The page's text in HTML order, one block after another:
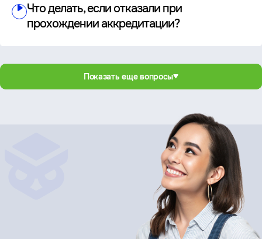
Что делать, если отказали при
прохождении аккредитации?
Показать еще вопросы